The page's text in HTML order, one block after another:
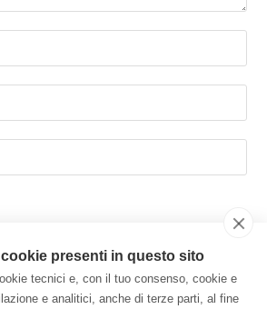
presenti in questo sito
tecnici e, con il tuo consenso, cookie e
e analitici, anche di terze parti, al fine